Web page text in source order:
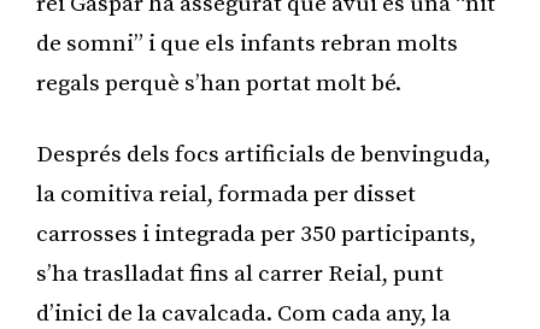
de somni” i que els infants rebran molts
regals perquè s’han portat molt bé.
Després dels focs artificials de benvinguda,
la comitiva reial, formada per disset
carrosses i integrada per 350 participants,
s’ha traslladat fins al carrer Reial, punt
d’inici de la cavalcada. Com cada any, la